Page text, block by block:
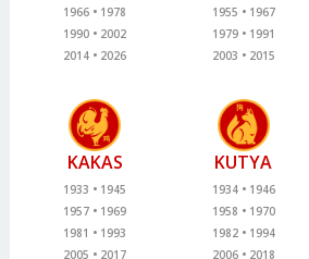
1966
1978
1990
2002
2014
2026
1955
1967
1979
1991
2003
2015
KAKAS
1933
1945
1957
1969
1981
1993
2005
2017
KUTYA
1934
1946
1958
1970
1982
1994
2006
2018